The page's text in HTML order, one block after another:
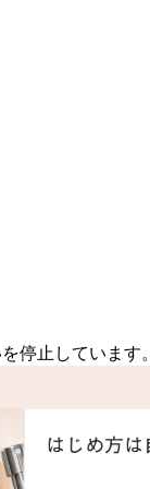
停止しています